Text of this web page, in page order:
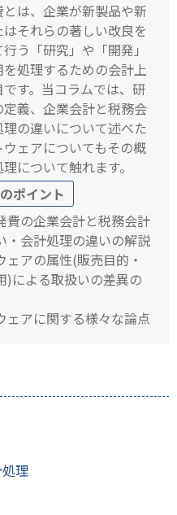
は、企業が新製品や新
それらの著しい改良を
う「研究」や「開発」
を処理するための会計上
す。当コラムでは、研
義、企業会計と税務会
の違いについて述べた
ェアについてもその概
について触れます。
ポイント
費の企業会計と税務会計
・会計処理の違いの解説
ェアの属性(販売目的・
)による取扱いの差異の
ェアに関する様々な論点
理